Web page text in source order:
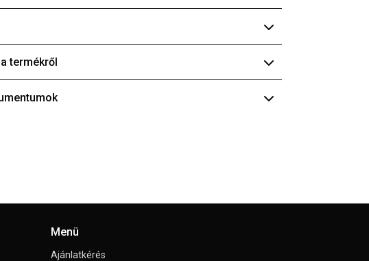
termékről
Menü
Ajánlatkérés